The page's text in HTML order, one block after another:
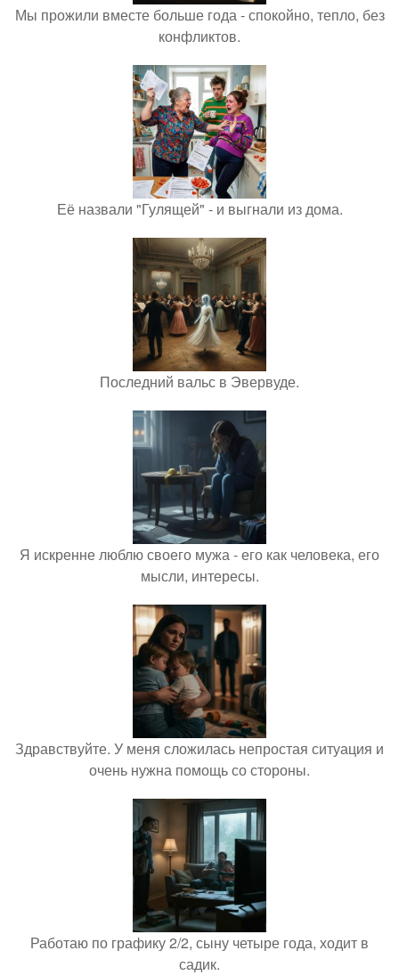
Мы прожили вместе больше года - спокойно, тепло, без
конфликтов.
Её назвали "Гулящей" - и выгнали из дома.
Последний вальс в Эвервуде.
Я искренне люблю своего мужа - его как человека, его
мысли, интересы.
Здравствуйте. У меня сложилась непростая ситуация и
очень нужна помощь со стороны.
Работаю по графику 2/2, сыну четыре года, ходит в
садик.